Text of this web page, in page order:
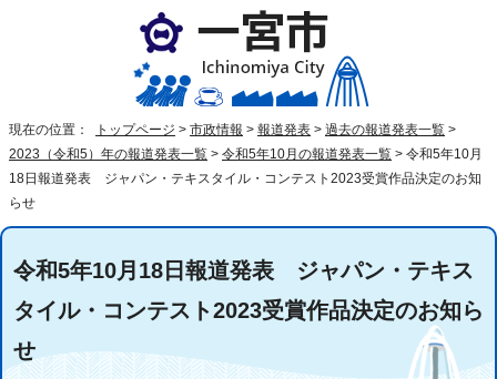
現在の位置： トップページ > 市政情報 > 報道発表 > 過去の報道発表一覧 >
2023（令和5）年の報道発表一覧 > 令和5年10月の報道発表一覧 > 令和5年10月
18日報道発表 ジャパン・テキスタイル・コンテスト2023受賞作品決定のお知
らせ
令和5年10月18日報道発表 ジャパン・テキス
タイル・コンテスト2023受賞作品決定のお知ら
せ